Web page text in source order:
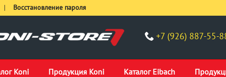
+7 (926) 887-55-
Koni Продукция Koni Каталог Eibach
| Восстановление пароля